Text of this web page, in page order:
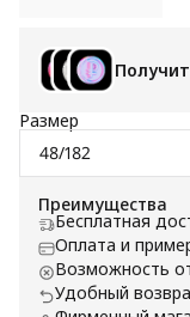
Размер
48/182
Преимущества
Бесплатная
Оплата и
Возможность
Удобный